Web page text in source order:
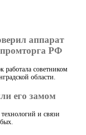
аппарат
РФ
советником
области.
его замом
и связи